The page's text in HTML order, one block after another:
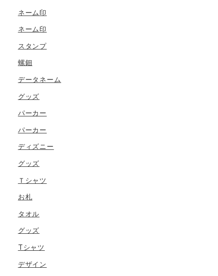
ネーム印
ネーム印
スタンプ
螺鈿
データネーム
グッズ
パーカー
パーカー
ディズニー
グッズ
Ｔシャツ
お札
タオル
グッズ
Tシャツ
デザイン